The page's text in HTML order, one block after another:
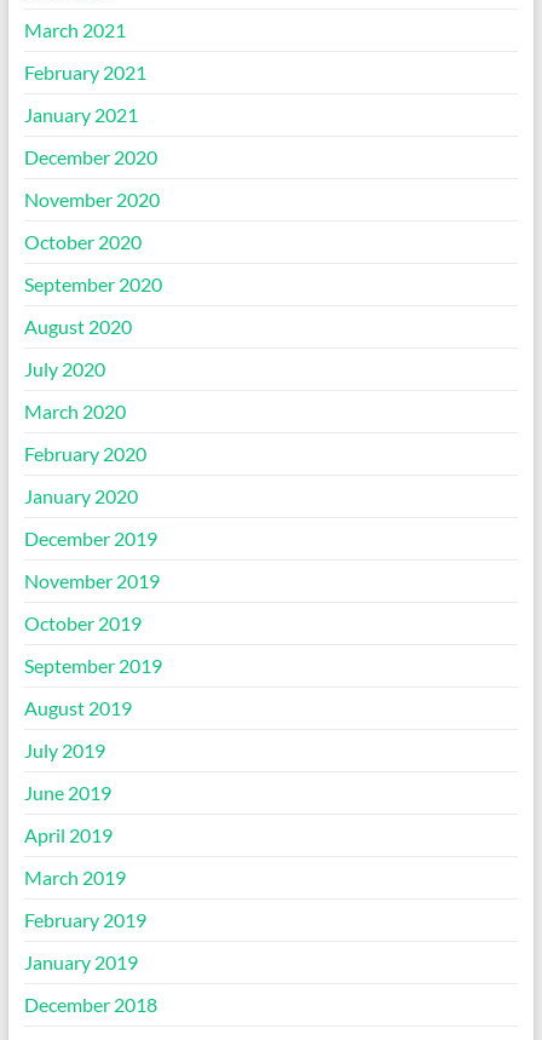
March 2021
February 2021
January 2021
December 2020
November 2020
October 2020
September 2020
August 2020
July 2020
March 2020
February 2020
January 2020
December 2019
November 2019
October 2019
September 2019
August 2019
July 2019
June 2019
April 2019
March 2019
February 2019
January 2019
December 2018